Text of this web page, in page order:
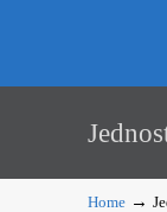
Home →